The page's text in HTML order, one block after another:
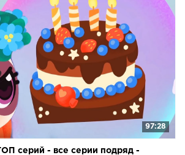
97:28
серий - все серии подряд -